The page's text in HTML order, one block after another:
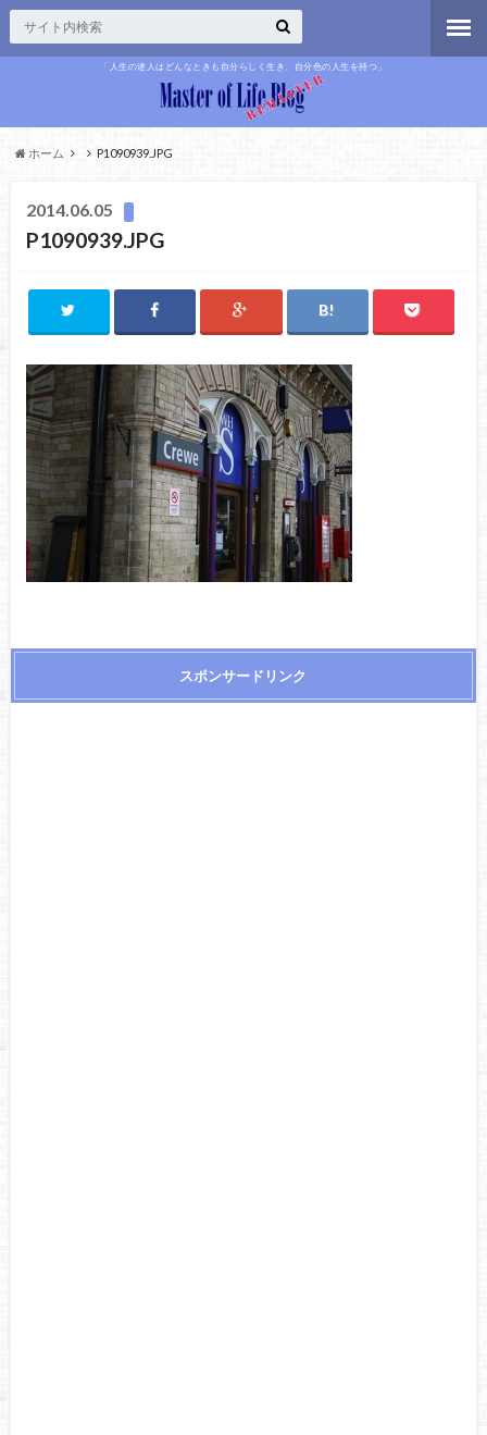
「人生の達人はどんなときも自分らしく生き、自分色の人生を持つ」
ホーム P1090939.JPG
2014.06.05
P1090939.JPG
スポンサードリンク